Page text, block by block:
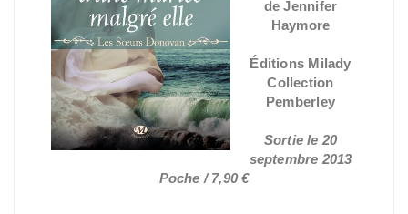
de Jennifer
Haymore
Éditions Milady
Collection
Pemberley
Sortie le 20
septembre 2013
Poche / 7,90 €